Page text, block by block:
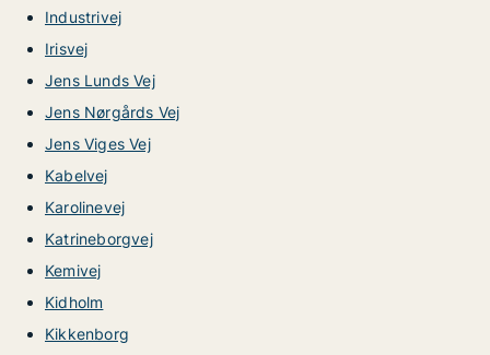
Industrivej
Irisvej
Jens Lunds Vej
Jens Nørgårds Vej
Jens Viges Vej
Kabelvej
Karolinevej
Katrineborgvej
Kemivej
Kidholm
Kikkenborg